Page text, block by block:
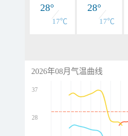
28°
17℃
28°
17℃
2026年08月气温曲线
37
28